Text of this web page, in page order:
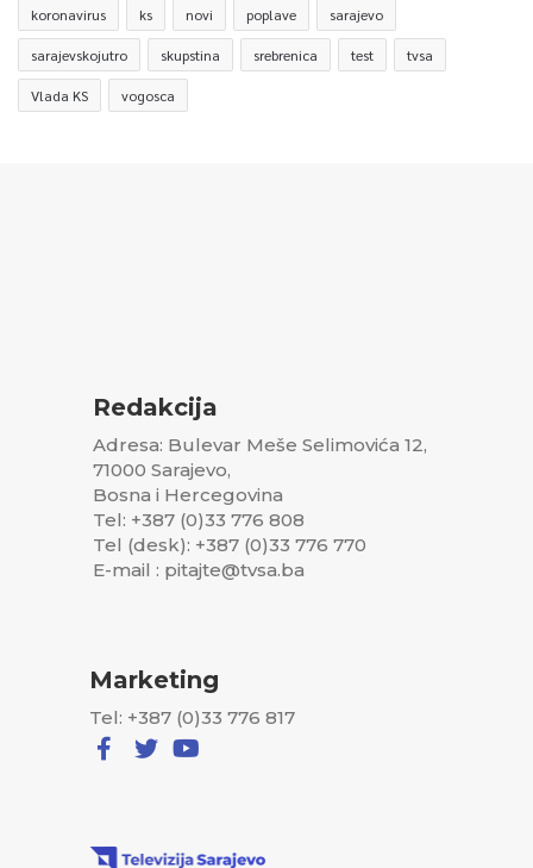
koronavirus ks novi poplave sarajevo
sarajevskojutro skupstina srebrenica test tvsa
Vlada KS vogosca
Redakcija
Adresa: Bulevar Meše Selimovića 12,
71000 Sarajevo,
Bosna i Hercegovina
Tel: +387 (0)33 776 808
Tel (desk): +387 (0)33 776 770
E-mail : pitajte@tvsa.ba
Marketing
Tel: +387 (0)33 776 817